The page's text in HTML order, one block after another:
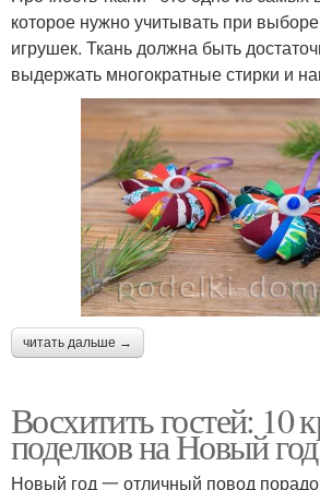
которое нужно учитывать при
игрушек. Ткань должна быть
выдержать многократные стирки и
читать дальше →
Восхитить гостей: 10
поделков на Новый
Новый год 一 отличный повод